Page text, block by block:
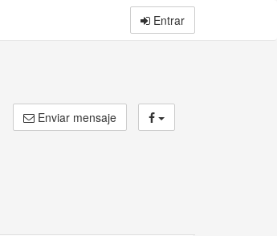
Entrar
Enviar mensaje